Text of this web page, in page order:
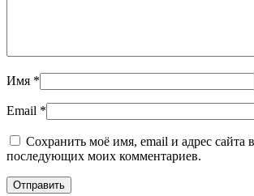
Имя *
Email *
Сохранить моё имя, email и адрес сайта
последующих моих комментариев.